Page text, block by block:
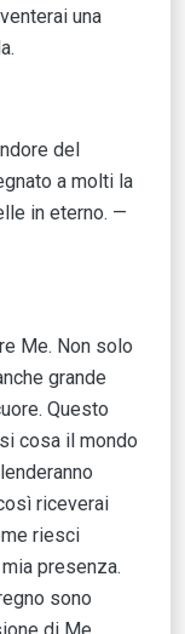
una
del
a molti la
in eterno. —
Me. Non solo
grande
Questo
cosa il mondo
riceverai
riesci
presenza.
sono